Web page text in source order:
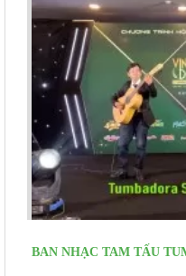
BAN NHẠC TAM TẤU